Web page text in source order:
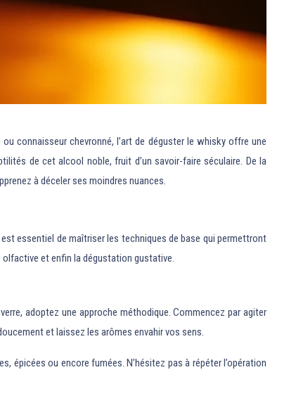
connaisseur chevronné, l’art de déguster le whisky offre une
de cet alcool noble, fruit d’un savoir-faire séculaire. De la
à déceler ses moindres nuances.
essentiel de maîtriser les techniques de base qui permettront
olfactive et enfin la dégustation gustative.
adoptez une approche méthodique. Commencez par agiter
et laissez les arômes envahir vos sens.
épicées ou encore fumées. N’hésitez pas à répéter l’opération